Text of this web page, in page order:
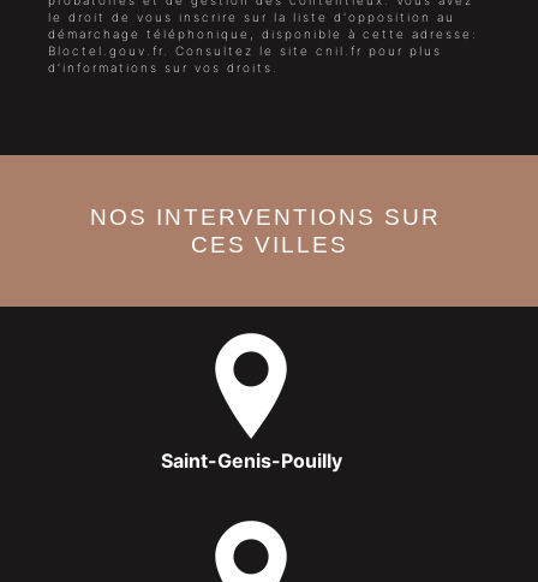
le droit de vous inscrire sur la liste d'opposition au
démarchage téléphonique, disponible à cette adresse:
Bloctel.gouv.fr . Consultez le site cnil.fr pour plus
d’informations sur vos droits.
NOS INTERVENTIONS SUR
CES VILLES
Saint-Genis-Pouilly